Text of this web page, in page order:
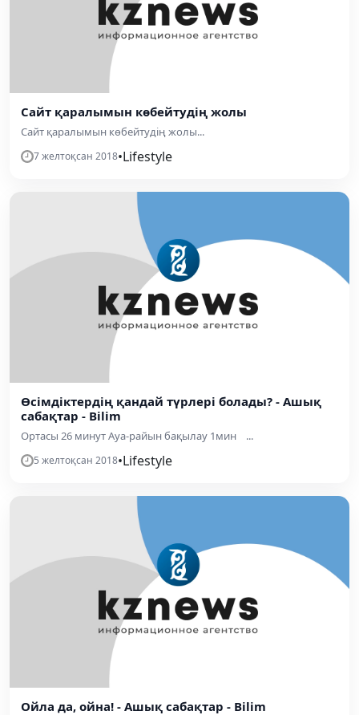
Сайт қаралымын көбейтудің жолы
Сайт қаралымын көбейтудің жолы...
7 желтоқсан 2018•Lifestyle
Өсімдіктердің қандай түрлері болады? - Ашық
сабақтар - Bilim
Ортасы 26 минут Ауа-райын бақылау 1мин ...
5 желтоқсан 2018•Lifestyle
Ойла да, ойна! - Ашық сабақтар - Bilim